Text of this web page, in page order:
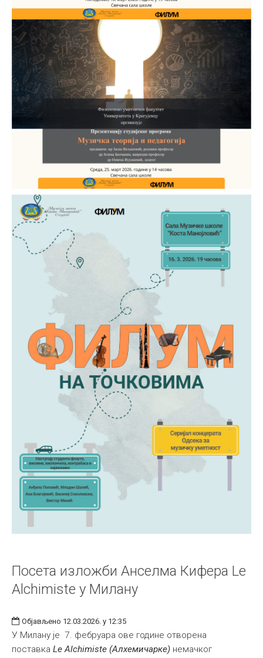
Посета изложби Анселма Кифера Le
Alchimiste у Милану
Објављено 12.03.2026. у 12:35
У Милану је 7. фебруара ове године отворена
поставка Le Alchimiste (Алхемичарке) немачког